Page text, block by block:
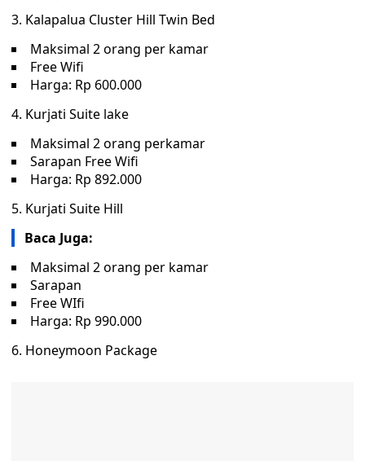
3. Kalapalua Cluster Hill Twin Bed
Maksimal 2 orang per kamar
Free Wifi
Harga: Rp 600.000
4. Kurjati Suite lake
Maksimal 2 orang perkamar
Sarapan Free Wifi
Harga: Rp 892.000
5. Kurjati Suite Hill
Baca Juga:
Maksimal 2 orang per kamar
Sarapan
Free WIfi
Harga: Rp 990.000
6. Honeymoon Package